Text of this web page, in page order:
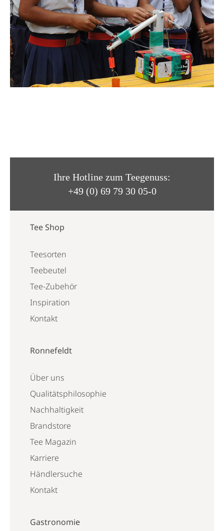
Ihre Hotline zum Teegenuss:
+49 (0) 69 79 30 05-0
Tee Shop
Teesorten
Teebeutel
Tee-Zubehör
Inspiration
Kontakt
Ronnefeldt
Über uns
Qualitätsphilosophie
Nachhaltigkeit
Brandstore
Tee Magazin
Karriere
Händlersuche
Kontakt
Gastronomie